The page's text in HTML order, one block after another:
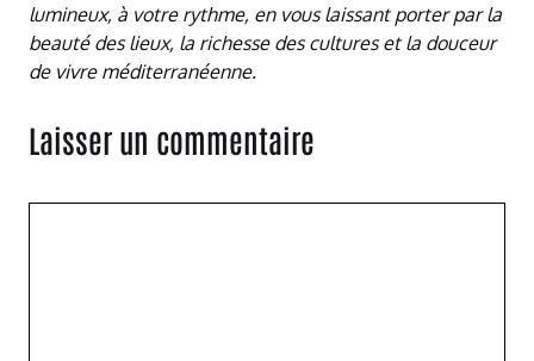
lumineux, à votre rythme, en vous laissant porter par la
beauté des lieux, la richesse des cultures et la douceur
de vivre méditerranéenne.
Laisser un commentaire